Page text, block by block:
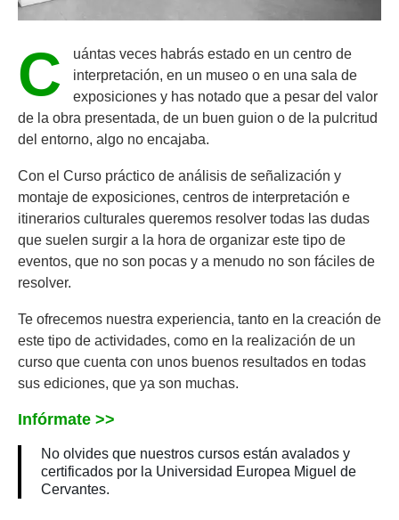
C
uántas veces habrás estado en un centro de
interpretación, en un museo o en una sala de
exposiciones y has notado que a pesar del valor
de la obra presentada, de un buen guion o de la pulcritud
del entorno, algo no encajaba.
Con el Curso práctico de análisis de señalización y
montaje de exposiciones, centros de interpretación e
itinerarios culturales queremos resolver todas las dudas
que suelen surgir a la hora de organizar este tipo de
eventos, que no son pocas y a menudo no son fáciles de
resolver.
Te ofrecemos nuestra experiencia, tanto en la creación de
este tipo de actividades, como en la realización de un
curso que cuenta con unos buenos resultados en todas
sus ediciones, que ya son muchas.
Infórmate >>
No olvides que nuestros cursos están avalados y
certificados por la Universidad Europea Miguel de
Cervantes.